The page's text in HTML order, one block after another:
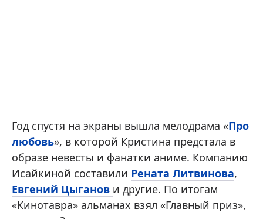
Год спустя на экраны вышла мелодрама «Про
любовь», в которой Кристина предстала в
образе невесты и фанатки аниме. Компанию
Исайкиной составили Рената Литвинова,
Евгений Цыганов и другие. По итогам
«Кинотавра» альманах взял «Главный приз»,